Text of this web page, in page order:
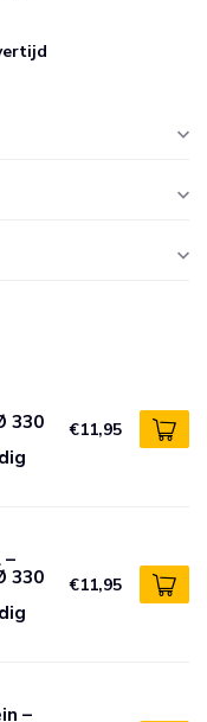
330 €11,95
–
330 €11,95
–